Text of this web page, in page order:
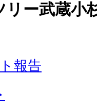
ー武蔵小
報告